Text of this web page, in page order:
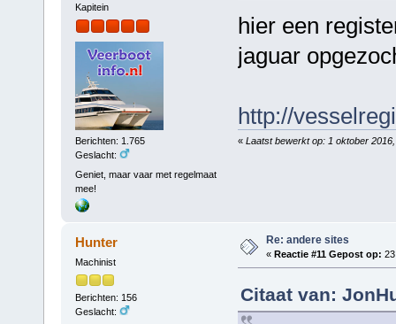
Kapitein
Berichten: 1.765
Geslacht:
Geniet, maar vaar met regelmaat
mee!
hier een
jaguar
http://
« Laatst bewerkt op: 1 oktober
Hunter
Machinist
Berichten: 156
Geslacht:
Re: andere sites
« Reactie #11 Gepost op:
Citaat van: